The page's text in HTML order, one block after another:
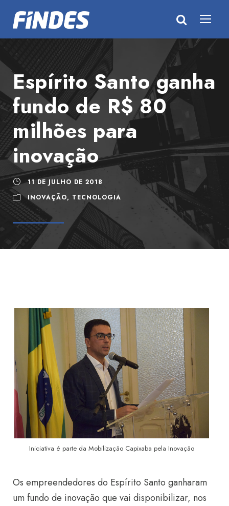
Espírito Santo ganha
fundo de R$ 80
milhões para
inovação
11 DE JULHO DE 2018
INOVAÇÃO, TECNOLOGIA
Iniciativa é parte da Mobilização Capixaba pela Inovação
Os empreendedores do Espírito Santo ganharam
um fundo de inovação que vai disponibilizar, nos